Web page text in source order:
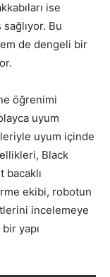
ise
Bu
de dengeli bir
öğrenimi
uyum
uyum içinde
Black
bacaklı
ekibi, robotun
incelemeye
yapı